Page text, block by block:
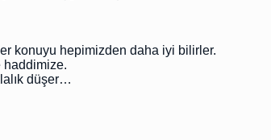
konuyu hepimizden daha iyi bilirler.
haddimize.
düşer…